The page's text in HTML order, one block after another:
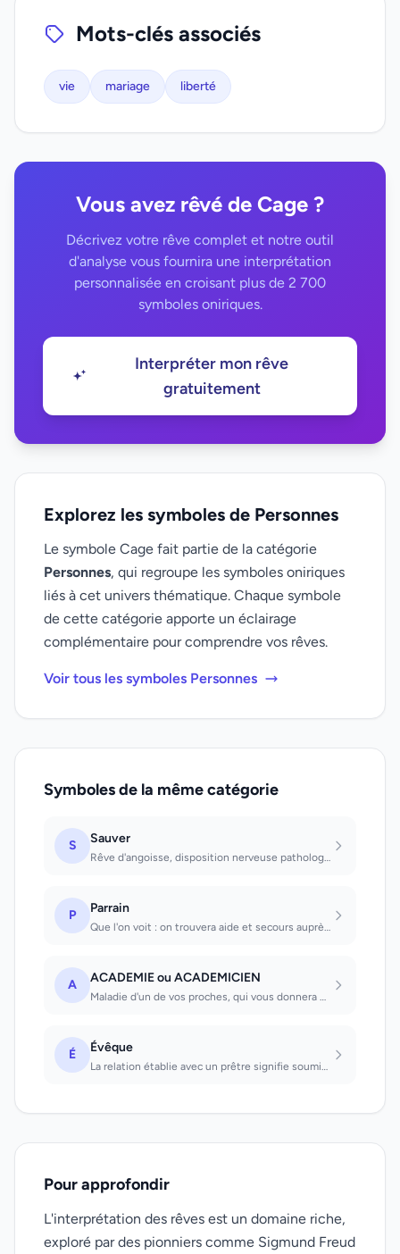
Mots-clés associés
vie mariage liberté
Vous avez rêvé de Cage ?
Décrivez votre rêve complet et notre outil
d'analyse vous fournira une interprétation
personnalisée en croisant plus de 2 700
symboles oniriques.
Interpréter mon rêve
gratuitement
Explorez les symboles de Personnes
Le symbole Cage fait partie de la catégorie
Personnes, qui regroupe les symboles oniriques
liés à cet univers thématique. Chaque symbole
de cette catégorie apporte un éclairage
complémentaire pour comprendre vos rêves.
Voir tous les symboles Personnes
Symboles de la même catégorie
S Sauver
Rêve d'angoisse, disposition nerveuse pathologique qui incite à la prudence. Que...
P Parrain
Que l'on voit : on trouvera aide et secours auprès de quelqu'un dans une affaire...
A ACADEMIE ou ACADEMICIEN
Maladie d'un de vos proches, qui vous donnera beaucoup de soucis
É Évêque
La relation établie avec un prêtre signifie soumission et, la plupart du temps,...
Pour approfondir
L'interprétation des rêves est un domaine riche,
exploré par des pionniers comme Sigmund Freud